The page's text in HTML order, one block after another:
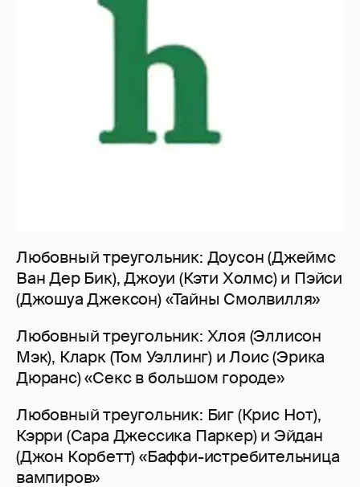
Любовный треугольник: Доусон (Джеймс
Ван Дер Бик), Джоуи (Кэти Холмс) и Пэйси
(Джошуа Джексон) «Тайны Смолвилля»
Любовный треугольник: Хлоя (Эллисон
Мэк), Кларк (Том Уэллинг) и Лоис (Эрика
Дюранс) «Секс в большом городе»
Любовный треугольник: Биг (Крис Нот),
Кэрри (Сара Джессика Паркер) и Эйдан
(Джон Корбетт) «Баффи-истребительница
вампиров»